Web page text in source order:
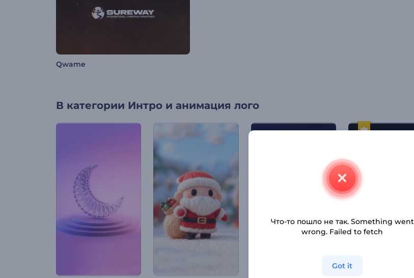
Qwame
В категории Интро и анимация лого
Что-то пошло не так. Something went
wrong. Failed to fetch
Got it